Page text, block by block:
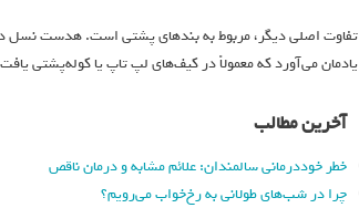
تفاوت اصلی دیگر، مربوط به بندهای پشتی است. هدست‌ نسل
یادمان می‌آورد که معمولاً در کیف‌های لپ‌ تاپ یا کوله‌پشتی
آخرین مطالب
خطر خوددرمانی سالمندان: علائم مشابه و درمان ناقص
چرا در شب‌های طولانی به رخ‌خواب می‌رویم؟